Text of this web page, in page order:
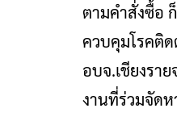
ตามคำสั่งซื้อ
ควบคุมโรคติด
อบจ.เชียงรา
งานที่ร่วมจัด